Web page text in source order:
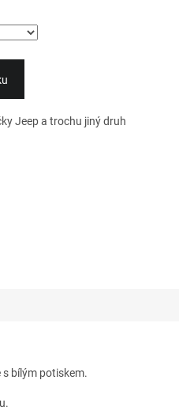
Jeep a trochu jiný druh
bílým potiskem.